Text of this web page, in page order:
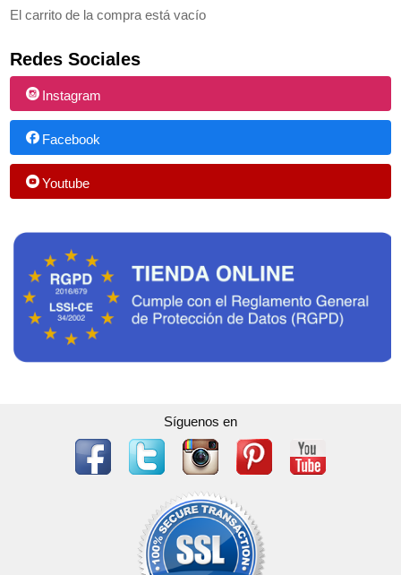
El carrito de la compra está vacío
Redes Sociales
Instagram
Facebook
Youtube
Síguenos en